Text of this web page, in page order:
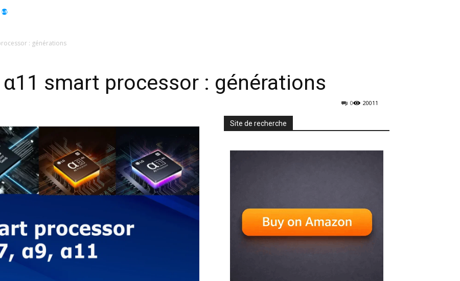
: générations
α11 smart processor : générations
20011
0
Site de recherche